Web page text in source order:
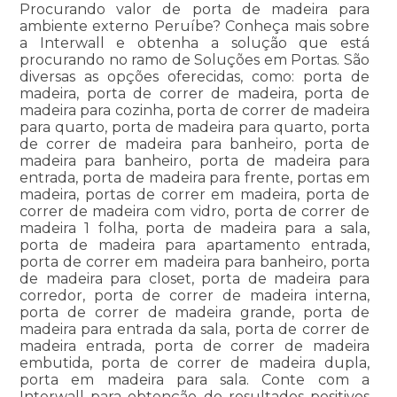
Procurando valor de porta de madeira para
ambiente externo Peruíbe? Conheça mais sobre
a Interwall e obtenha a solução que está
procurando no ramo de Soluções em Portas. São
diversas as opções oferecidas, como: porta de
madeira, porta de correr de madeira, porta de
madeira para cozinha, porta de correr de madeira
para quarto, porta de madeira para quarto, porta
de correr de madeira para banheiro, porta de
madeira para banheiro, porta de madeira para
entrada, porta de madeira para frente, portas em
madeira, portas de correr em madeira, porta de
correr de madeira com vidro, porta de correr de
madeira 1 folha, porta de madeira para a sala,
porta de madeira para apartamento entrada,
porta de correr em madeira para banheiro, porta
de madeira para closet, porta de madeira para
corredor, porta de correr de madeira interna,
porta de correr de madeira grande, porta de
madeira para entrada da sala, porta de correr de
madeira entrada, porta de correr de madeira
embutida, porta de correr de madeira dupla,
porta em madeira para sala. Conte com a